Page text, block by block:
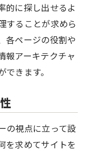
的に探し出せるよ
することが求めら
各ページの役割や
報アーキテクチャ
きます。
の視点に立って設
を求めてサイトを